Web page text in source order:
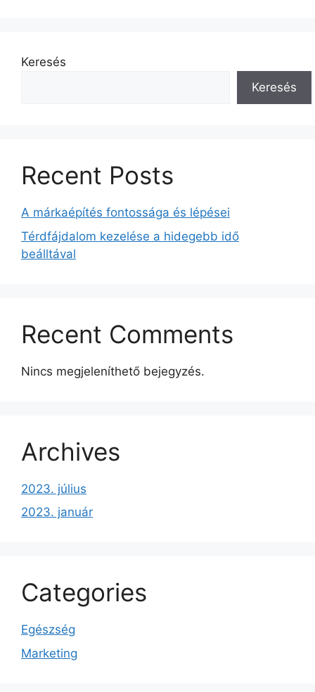
Keresés
Keresés
Recent Posts
A márkaépítés fontossága és lépései
Térdfájdalom kezelése a hidegebb idő
beálltával
Recent Comments
Nincs megjeleníthető bejegyzés.
Archives
2023. július
2023. január
Categories
Egészség
Marketing